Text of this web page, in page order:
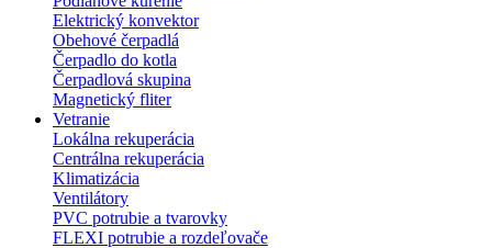
Elektrický konvektor
Obehové čerpadlá
Čerpadlo do kotla
Čerpadlová skupina
Magnetický fliter
Vetranie
Lokálna rekuperácia
Centrálna rekuperácia
Klimatizácia
Ventilátory
PVC potrubie a tvarovky
FLEXI potrubie a rozdeľovače